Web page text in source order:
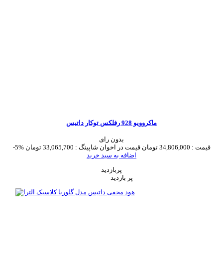
ماکروویو 928 رفلکس توکار داتیس
بدون رای
-5%
قیمت : 34,806,000 تومان قیمت در اخوان شاپینگ : 33,065,700 تومان
اضافه به سبد خرید
پربازدید
پر بازدید